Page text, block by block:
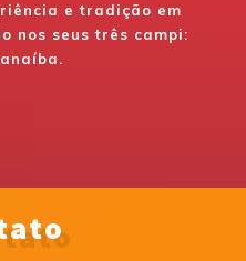
e tradição em
nos seus três campi: